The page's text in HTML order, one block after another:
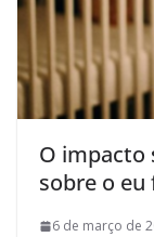
O impacto
sobre o
6 de março de